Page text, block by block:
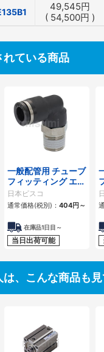
49,545円
( 54,500円 )
れている商品
一般配管用 チューブ
フィッティング エル
ボ
日本ピスコ
通常価格(税別)： 404円 ～
在庫品1日目～
当日出荷可能
は、こんな商品も